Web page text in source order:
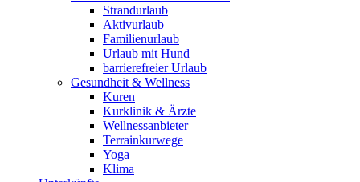
Strandurlaub
Aktivurlaub
Familienurlaub
Urlaub mit Hund
barrierefreier Urlaub
Gesundheit & Wellness
Kuren
Kurklinik & Ärzte
Wellnessanbieter
Terrainkurwege
Yoga
Klima